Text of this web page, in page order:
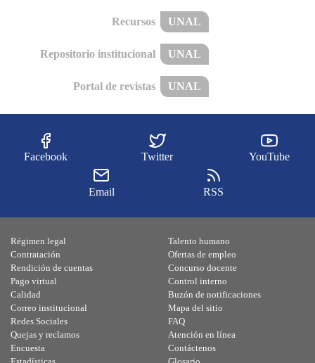
Recursos UNAL
Repositorio institucional UNAL
Portal de revistas UNAL
Facebook Twitter YouTube
Email RSS
Régimen legal
Contratación
Rendición de cuentas
Pago virtual
Calidad
Talento humano
Ofertas de empleo
Concurso docente
Control interno
Buzón de notificaciones
Correo institucional
Redes Sociales
Quejas y reclamos
Encuesta
Mapa del sitio
FAQ
Atención en línea
Contáctenos